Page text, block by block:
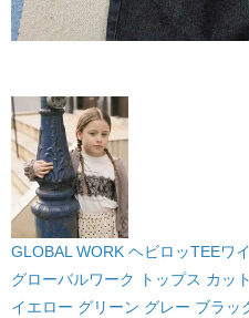
GLOBAL WORK ヘビロッTEEワ
グローバルワーク トップス カッ
イエロー グリーン グレー ブラッ